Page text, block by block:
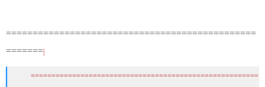
===============================================
=======
=======================================================